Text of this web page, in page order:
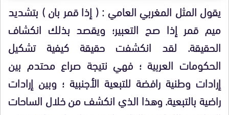
يقول المثل المغربي العامي : ( إذا قمر بان ) بتشديد
ميم قمر إذا صح التعبير؛ ويقصد بذلك انكشاف
الحقيقة. لقد انكشفت حقيقة كيفية تشكيل
الحكومات العربية ؛ فهي نتيجة صراع محتدم بين
إرادات وطنية رافضة للتبعية الأجنبية ؛ وبين إرادات
راضية بالتبعية. وهذا الذي انكشف من خلال الساحات